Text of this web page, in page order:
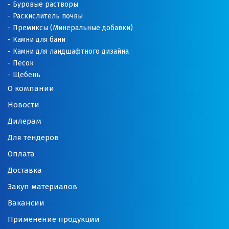
Оренбург
Орехово-Зуево
П
Павловский Посад
Пенза
Пермь
Походилова
Псков
О компании
Новости
Дилерам
Для тендеров
Оплата
Доставка
Закуп материалов
Вакансии
Применение продукции
Буровые растворы
Раскислитель почвы
Премиксы (Минеральные добавки)
Камни для бани
Камни для ландшафтного дизайна
Песок
Щебень